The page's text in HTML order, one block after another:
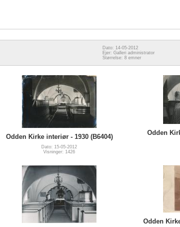
Dato: 14-05-2012
Ejer: Galleri administrator
Størrelse: 8 emner
Odden Kirke interiør - 1930 (B6404)
Dato: 15-05-2012
Visninger: 1426
Odden
Odden